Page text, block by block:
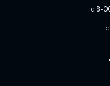
с 8-